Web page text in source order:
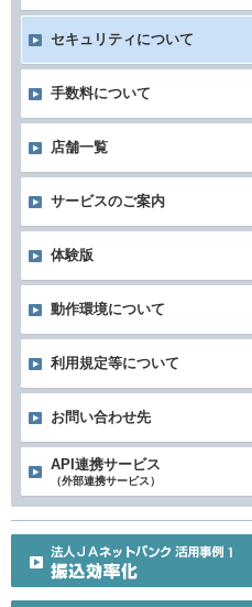
セキュリティについて
手数料について
店舗一覧
サービスのご案内
体験版
動作環境について
利用規定等について
お問い合わせ先
API連携サービス
（外部連携サービス）